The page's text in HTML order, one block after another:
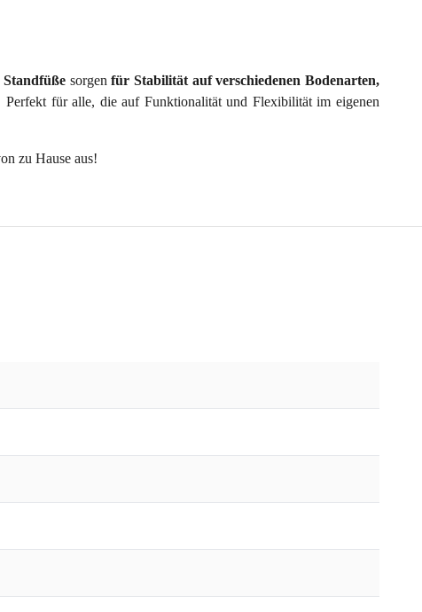
sorgenfür Stabilität auf verschiedenen Bodenarten,
Perfekt für alle, die auf Funktionalität und Flexibilität im eigenen
zu Hause aus!